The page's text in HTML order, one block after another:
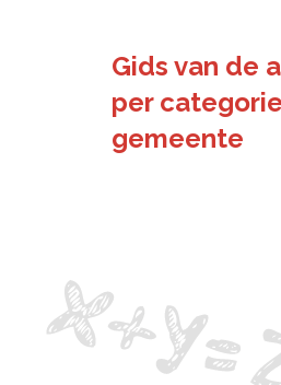
Gids van de
per
gemeente